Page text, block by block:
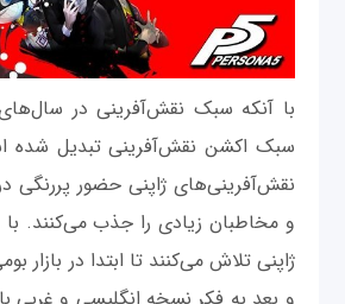
با آنکه سبک نقش‌آفرینی در
سبک اکشن نقش‌آفرینی تبدیل شده
نقش‌آفرینی‌های ژاپنی حضور پررنگی
و مخاطبان زیادی را جذب می‌کنند. با
ژاپنی تلاش می‌کنند تا ابتدا در بازار